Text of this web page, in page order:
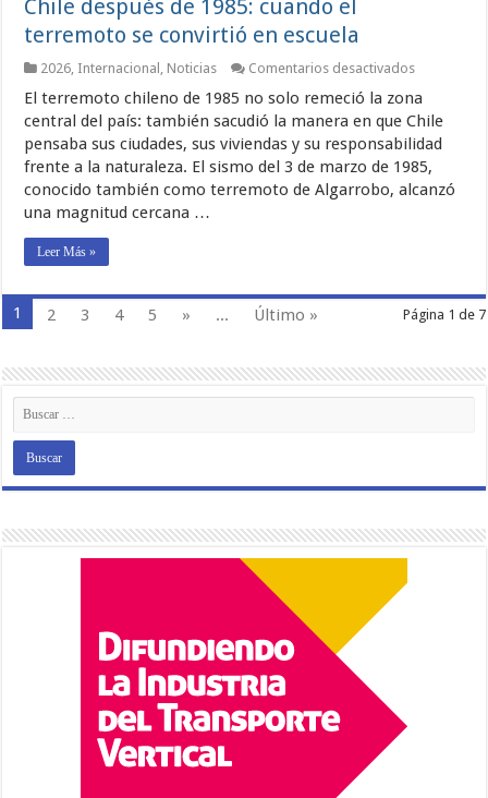
Chile después de 1985: cuando el
terremoto se convirtió en escuela
2026 Internacional Noticias Comentarios desactivadosen
después
de
cuando
el
terremoto
se
El terremoto chileno de 1985 no solo remeció la zona
central del país: también sacudió la manera en que Chile
pensaba sus ciudades, sus viviendas y su responsabilidad
frente a la naturaleza. El sismo del 3 de marzo de 1985,
conocido también como terremoto de Algarrobo, alcanzó
una magnitud cercana …
Leer Más »
Página 1 de 7
1 2 3 4 5 » ... Último »